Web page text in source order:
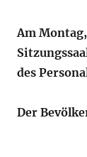
Am
des
Der